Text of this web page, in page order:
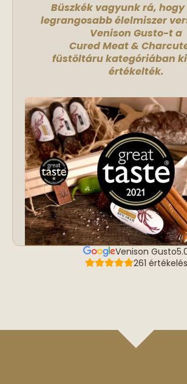
Büszkék vagyunk rá,
legrangosabb élelmiszer
Venison Gusto-t a
Cured Meat &
füstöltáru kategóriában
értékelték.
Venison Gusto
261 értékelés